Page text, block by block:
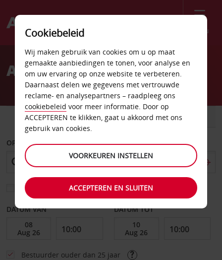
Menu
Welcome
AvisAutoverhuur Donetsk
AUTO BESTELWAGEN
OPHALEN OP
Kies een ander afleverpunt
DATUM VAN DATUM TOT
Bestuurder ouder dan 25 jaar
Cookiebeleid
Wij maken gebruik van cookies om u op maat
gemaakte aanbiedingen te tonen, voor analyse en
om uw ervaring op onze website te verbeteren.
Daarnaast delen we gegevens met vertrouwde
reclame- en analysepartners – raadpleeg ons
cookiebeleid voor meer informatie. Door op
ACCEPTEREN te klikken, gaat u akkoord met ons
gebruik van cookies.
VOORKEUREN INSTELLEN
ACCEPTEREN EN SLUITEN